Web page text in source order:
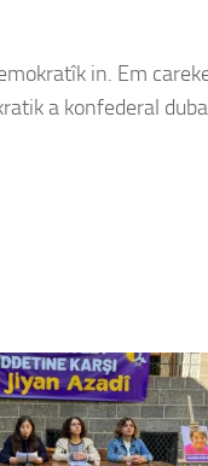
in. Em
a konfederal